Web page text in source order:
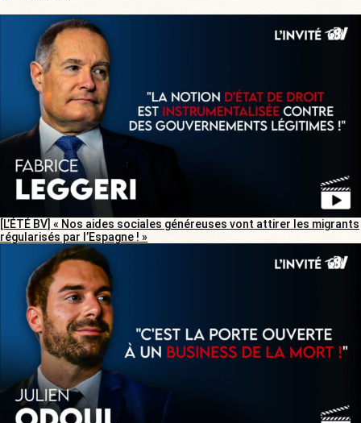
[L’ÉTÉ BV] « Nos aides sociales généreuses vont attirer les migrants
régularisés par l’Espagne ! »